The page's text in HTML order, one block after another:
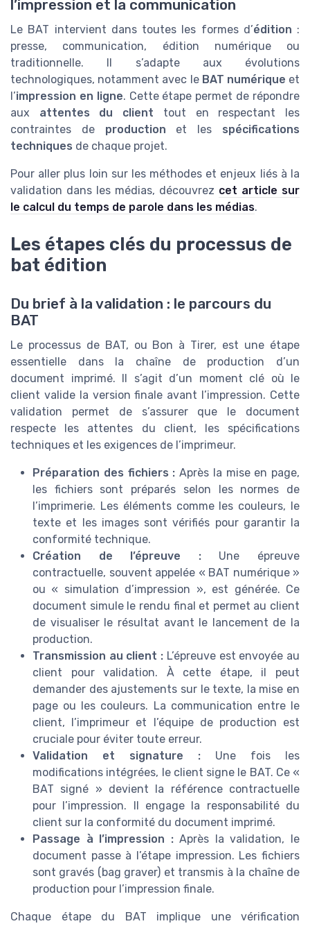
l’impression et la communication
Le BAT intervient dans toutes les formes d’édition :
presse, communication, édition numérique ou
traditionnelle. Il s’adapte aux évolutions
technologiques, notamment avec le BAT numérique et
l’impression en ligne. Cette étape permet de répondre
aux attentes du client tout en respectant les
contraintes de production et les spécifications
techniques de chaque projet.
Pour aller plus loin sur les méthodes et enjeux liés à la
validation dans les médias, découvrez cet article sur
le calcul du temps de parole dans les médias.
Les étapes clés du processus de
bat édition
Du brief à la validation : le parcours du
BAT
Le processus de BAT, ou Bon à Tirer, est une étape
essentielle dans la chaîne de production d’un
document imprimé. Il s’agit d’un moment clé où le
client valide la version finale avant l’impression. Cette
validation permet de s’assurer que le document
respecte les attentes du client, les spécifications
techniques et les exigences de l’imprimeur.
Préparation des fichiers : Après la mise en page,
les fichiers sont préparés selon les normes de
l’imprimerie. Les éléments comme les couleurs, le
texte et les images sont vérifiés pour garantir la
conformité technique.
Création de l’épreuve :Une épreuve
contractuelle, souvent appelée « BAT numérique »
ou « simulation d’impression », est générée. Ce
document simule le rendu final et permet au client
de visualiser le résultat avant le lancement de la
production.
Transmission au client : L’épreuve est envoyée au
client pour validation. À cette étape, il peut
demander des ajustements sur le texte, la mise en
page ou les couleurs. La communication entre le
client, l’imprimeur et l’équipe de production est
cruciale pour éviter toute erreur.
Validation et signature : Une fois les
modifications intégrées, le client signe le BAT. Ce «
BAT signé » devient la référence contractuelle
pour l’impression. Il engage la responsabilité du
client sur la conformité du document imprimé.
Passage à l’impression :Après la validation, le
document passe à l’étape impression. Les fichiers
sont gravés (bag graver) et transmis à la chaîne de
production pour l’impression finale.
Chaque étape du BAT implique une vérification